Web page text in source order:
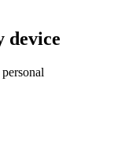
device